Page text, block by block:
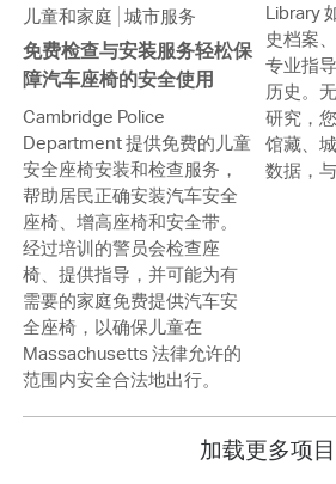
儿童和家庭 城市服务
免费检查与安装服务轻松保
障汽车座椅的安全使用
Cambridge Police
Department 提供免费的儿童
安全座椅安装和检查服务，
帮助居民正确安装汽车安全
座椅、增高座椅和安全带。
经过培训的警员会检查座
椅、提供指导，并可能为有
需要的家庭免费提供汽车安
全座椅，以确保儿童在
Massachusetts 法律允许的
范围内安全合法地出行。
Library
史档案
专业指
历史。
研究，
馆藏、
数据，
加载更多项目